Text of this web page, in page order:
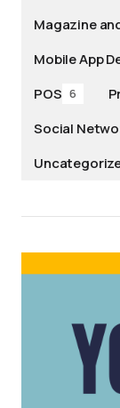
Magazine
Mobile App
POS 6
Social